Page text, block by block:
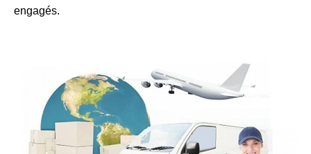
engagés.